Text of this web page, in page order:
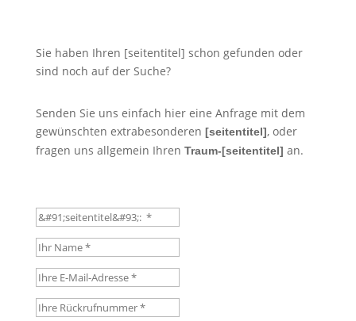
Sie haben Ihren [seitentitel] schon gefunden oder
sind noch auf der Suche?
Senden Sie uns einfach hier eine Anfrage mit dem
gewünschten extrabesonderen [seitentitel], oder
fragen uns allgemein Ihren Traum-[seitentitel] an.
Klassiker
Ihr Name
Ihre E-Mail-Adresse
Ihre Rückrufnummer